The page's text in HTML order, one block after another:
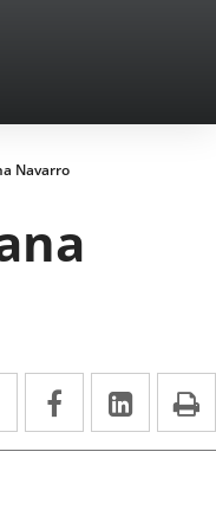
Navarro
Twitter
Enlace Facebook
Enlace
a
Enlace
a